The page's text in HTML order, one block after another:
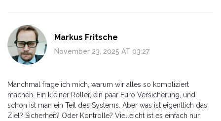
Markus Fritsche
November 23, 2025 AT 03:27
Manchmal frage ich mich, warum wir alles so kompliziert
machen. Ein kleiner Roller, ein paar Euro Versicherung, und
schon ist man ein Teil des Systems. Aber was ist eigentlich das
Ziel? Sicherheit? Oder Kontrolle? Vielleicht ist es einfach nur